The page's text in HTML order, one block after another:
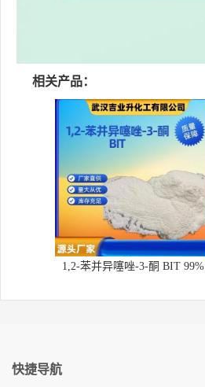
相关产品：
1,2-苯并异噻唑-3-酮 BIT 99%
快捷导航